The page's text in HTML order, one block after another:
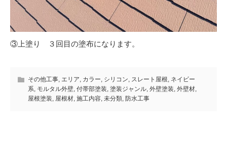
③上塗り ３回目の塗布になります。
その他工事, エリア, カラー, シリコン, スレート屋根, ネイビー
系, モルタル外壁, 付帯部塗装, 塗装ジャンル, 外壁塗装, 外壁材,
屋根塗装, 屋根材, 施工内容, 未分類, 防水工事